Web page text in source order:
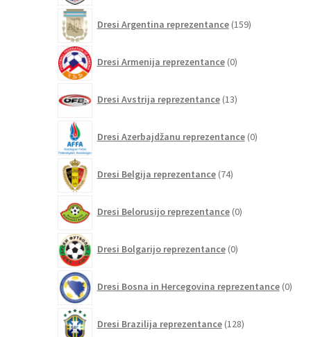
Dresi Argentina reprezentance 159izdelkov
Dresi Armenija reprezentance 0izdelkov
Dresi Avstrija reprezentance 13izdelkov
Dresi Azerbajdžanu reprezentance 0izdelkov
Dresi Belgija reprezentance 74izdelkov
Dresi Belorusijo reprezentance 0izdelkov
Dresi Bolgarijo reprezentance 0izdelkov
Dresi Bosna in Hercegovina reprezentance 0
Dresi Brazilija reprezentance 128izdelkov